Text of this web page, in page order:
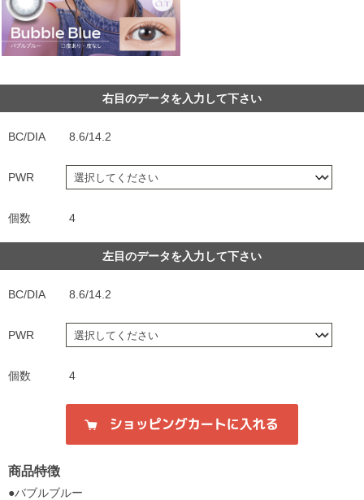
右目のデータを入力して下さい
BC/DIA 8.6/14.2
PWR
個数 4
左目のデータを入力して下さい
BC/DIA 8.6/14.2
PWR
個数 4
商品特徴
●バブルブルー